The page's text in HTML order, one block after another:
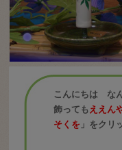
こんにちは な
飾っても ええん
そくを 」をクリ